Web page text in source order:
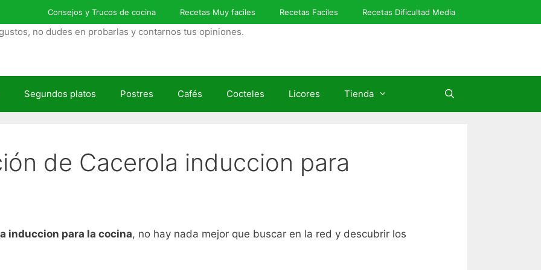
Consejos y Trucos de cocina Recetas Muy faciles Recetas Faciles Recetas Dificultad Media
no dudes en probarlas y contarnos tus opiniones.
Segundos platos Postres Cafés Cocteles Licores Tienda
de Cacerola induccion para
induccion para la cocina, no hay nada mejor que buscar en la red y descubrir los